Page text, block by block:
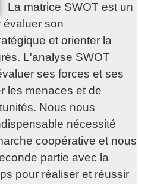
La matrice SWOT est un
évaluer son
et orienter la
L'analyse SWOT
ses forces et ses
les menaces et de
Nous nous
nécessité
coopérative et nous
partie avec la
pour réaliser et réussir